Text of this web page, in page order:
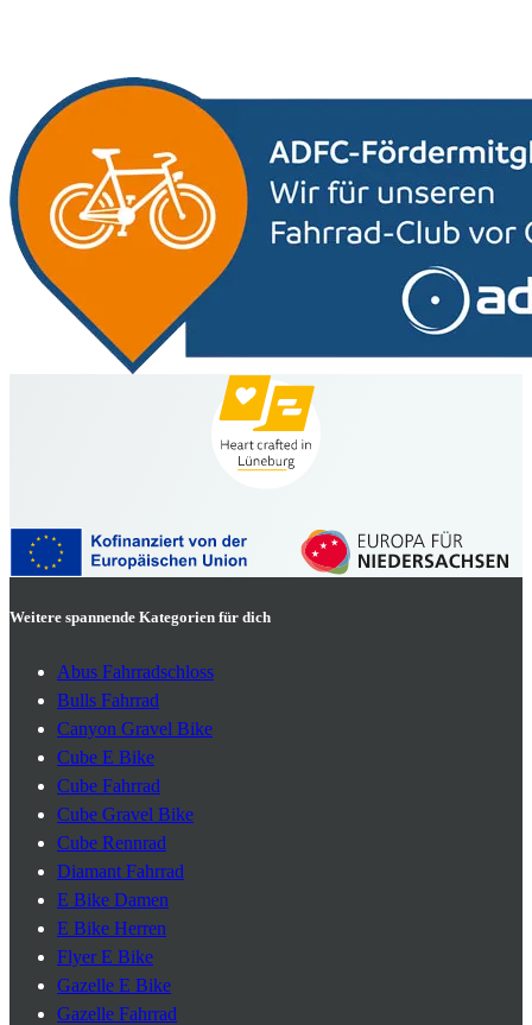
Weitere spannende Kategorien für dich
Abus Fahrradschloss
Bulls Fahrrad
Canyon Gravel Bike
Cube E Bike
Cube Fahrrad
Cube Gravel Bike
Cube Rennrad
Diamant Fahrrad
E Bike Damen
E Bike Herren
Flyer E Bike
Gazelle E Bike
Gazelle Fahrrad